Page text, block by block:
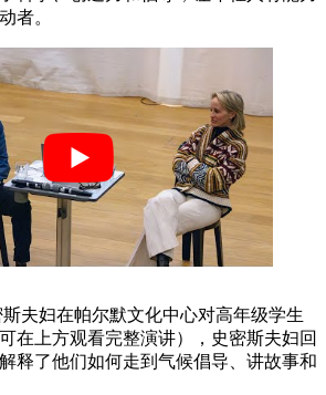
者。
夫妇在帕尔默文化中心对高年级学生
在上方观看完整演讲），史密斯夫妇回
释了他们如何走到气候倡导、讲故事和